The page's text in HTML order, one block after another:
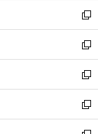
ド
ウ
で
開
く
ィ
ン
ド
ウ
で
開
く
い
ウ
ィ
ン
ド
ウ
で
開
新
し
い
ウ
ィ
ン
ド
ウ
新
し
い
ウ
ィ
ン
新
し
い
ウ
新
し